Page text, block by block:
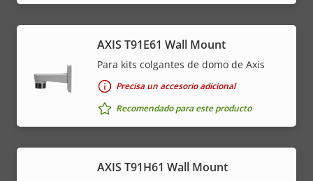
AXIS T91E61 Wall Mount
Para kits colgantes de domo de Axis
Precisa un accesorio adicional
Recomendado para este producto
AXIS T91H61 Wall Mount